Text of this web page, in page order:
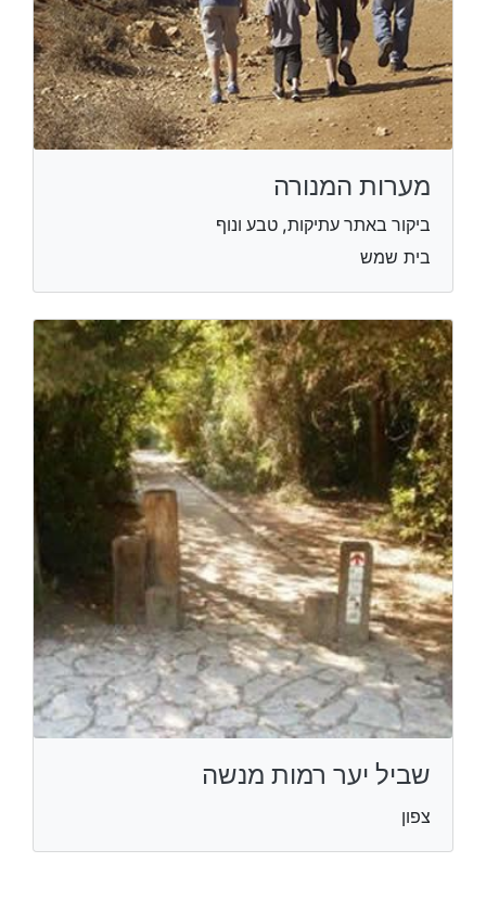
מערות המנורה
ביקור באתר עתיקות, טבע ונוף
בית שמש
שביל יער רמות מנשה
צפון